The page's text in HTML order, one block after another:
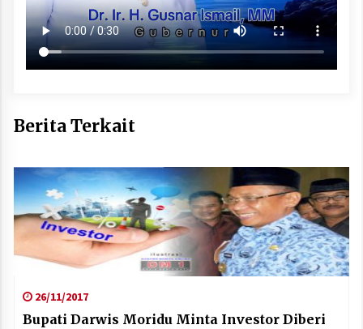
Berita Terkait
26/11/2017
Bupati Darwis Moridu Minta Investor Diberi